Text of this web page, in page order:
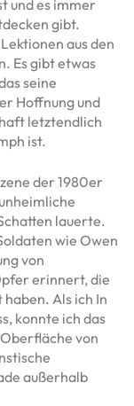
und es immer
gibt.
aus den
Es gibt etwas
seine
Hoffnung und
letztendlich
ist.
der 1980er
lauerte.
wie Owen
von
erinnert, die
Als ich In
konnte ich das
von
außerhalb